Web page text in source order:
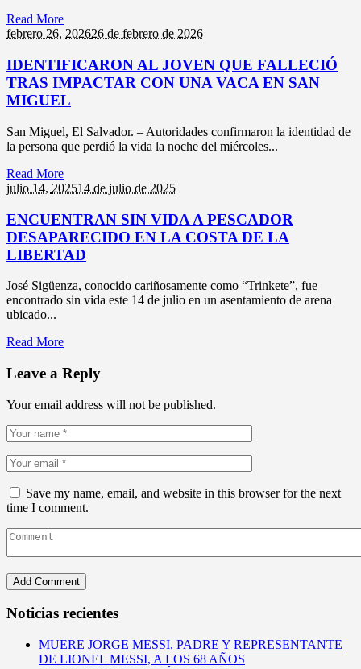
Read More
febrero 26, 202626 de febrero de 2026
IDENTIFICARON AL JOVEN QUE FALLECIÓ
TRAS IMPACTAR CON UNA VACA EN SAN
MIGUEL
San Miguel, El Salvador. – Autoridades confirmaron la identidad de
la persona que perdió la vida la noche del miércoles...
Read More
julio 14, 202514 de julio de 2025
ENCUENTRAN SIN VIDA A PESCADOR
DESAPARECIDO EN LA COSTA DE LA
LIBERTAD
José Sigüenza, conocido cariñosamente como “Trinkete”, fue
encontrado sin vida este 14 de julio en un asentamiento de arena
ubicado...
Read More
Leave a Reply
Your email address will not be published.
Save my name, email, and website in this browser for the next
time I comment.
Noticias recientes
MUERE JORGE MESSI, PADRE Y REPRESENTANTE
DE LIONEL MESSI, A LOS 68 AÑOS